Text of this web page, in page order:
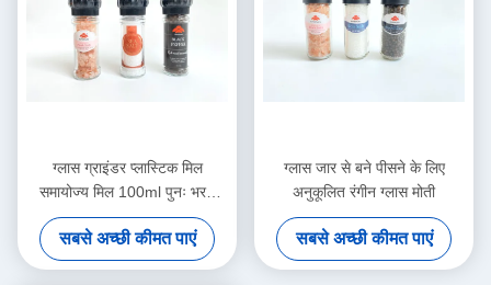
ग्लास ग्राइंडर प्लास्टिक मिल
समायोज्य मिल 100ml पुनः भरने
योग्य
सबसे अच्छी कीमत पाएं
ग्लास जार से बने पीसने के लिए
अनुकूलित रंगीन ग्लास मोती
सबसे अच्छी कीमत पाएं